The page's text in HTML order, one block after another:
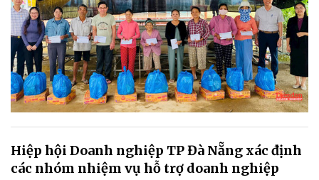
Hiệp hội Doanh nghiệp TP Đà Nẵng xác định
các nhóm nhiệm vụ hỗ trợ doanh nghiệp